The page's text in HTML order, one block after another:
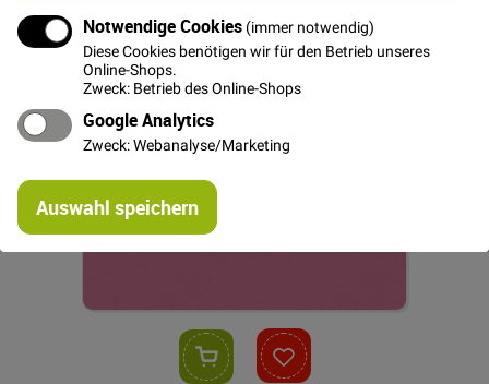
Notwendige Cookies (immer notwendig)
Diese Cookies benötigen wir für den Betrieb unseres
Online-Shops.
Zweck: Betrieb des Online-Shops
Google Analytics
Zweck: Webanalyse/Marketing
Auswahl speichern